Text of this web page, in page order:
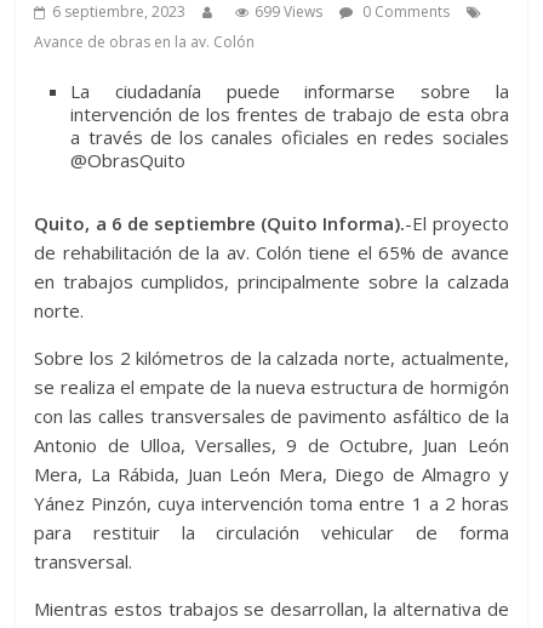
6 septiembre, 2023 699 Views
0 Comments
Avance de obras en la av. Colón
La ciudadanía puede informarse sobre la
intervención de los frentes de trabajo de esta obra
a través de los canales oficiales en redes sociales
@ObrasQuito
Quito, a 6 de septiembre (Quito Informa).-El proyecto
de rehabilitación de la av. Colón tiene el 65% de avance
en trabajos cumplidos, principalmente sobre la calzada
norte.
Sobre los 2 kilómetros de la calzada norte, actualmente,
se realiza el empate de la nueva estructura de hormigón
con las calles transversales de pavimento asfáltico de la
Antonio de Ulloa, Versalles, 9 de Octubre, Juan León
Mera, La Rábida, Juan León Mera, Diego de Almagro y
Yánez Pinzón, cuya intervención toma entre 1 a 2 horas
para restituir la circulación vehicular de forma
transversal.
Mientras estos trabajos se desarrollan, la alternativa de